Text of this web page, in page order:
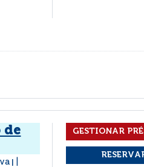
de